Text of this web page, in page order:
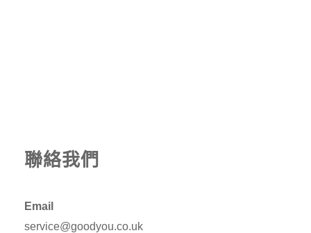
聯絡我們
Email
service@goodyou.co.uk